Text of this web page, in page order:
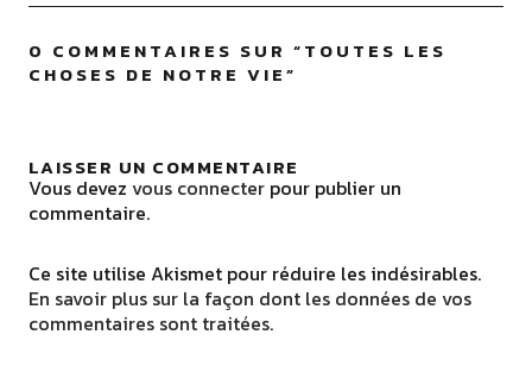
0 COMMENTAIRES SUR “TOUTES LES
CHOSES DE NOTRE VIE”
LAISSER UN COMMENTAIRE
Vous devez vous connecterpour publier un
commentaire.
Ce site utilise Akismet pour réduire les indésirables.
En savoir plus sur la façon dont les données de vos
commentaires sont traitées.